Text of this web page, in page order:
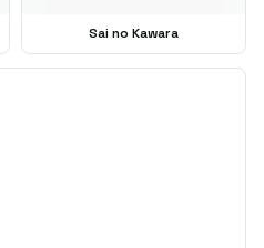
Sai no Kawara